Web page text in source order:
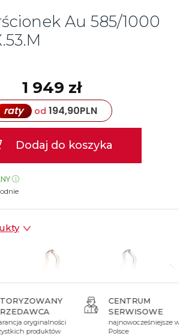
Au 585/1000
1 949 zł
raty od 194,90PLN
Dodaj do koszyka
1 949 zł 1 949 zł
CENTRUM
SERWISOWE
najnowocześniejsze w